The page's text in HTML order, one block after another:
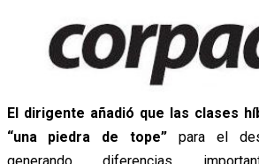
El dirigente añadió que las clases
“una piedra de tope” para el